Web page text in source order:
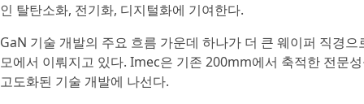
인 탈탄소화, 전기화, 디지털화에 기여한다.
GaN 기술 개발의 주요 흐름 가운데 하나가 더 큰 웨이퍼 직경
모에서 이뤄지고 있다. Imec은 기존 200mm에서 축적한 전문
고도화된 기술 개발에 나선다.